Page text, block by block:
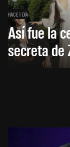
HACE 1 DÍA
Así fue la
secreta de